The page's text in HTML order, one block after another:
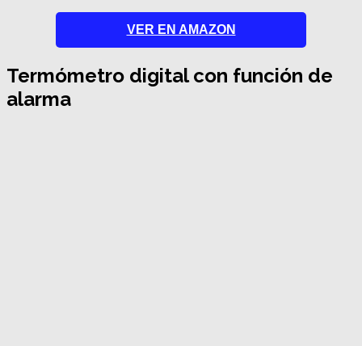
VER EN AMAZON
Termómetro digital con función de
alarma